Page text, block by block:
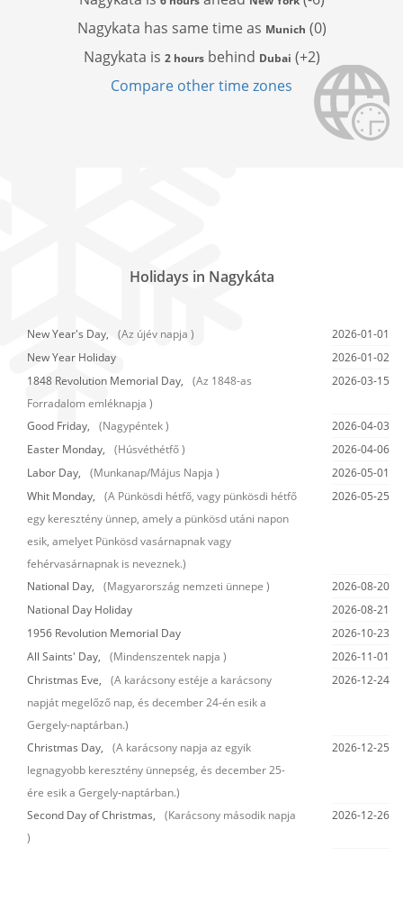
Nagykata has same time as Munich (0)
Nagykata is 2 hoursbehind Dubai (+2)
Compare other time zones
Holidays in Nagykáta
New Year's Day, (Az újév napja )
2026-01-01
New Year Holiday
2026-01-02
1848 Revolution Memorial Day,
(Az 1848-as
Forradalom emléknapja )
2026-03-15
Good Friday, (Nagypéntek )
2026-04-03
Easter Monday,
(Húsvéthétfő )
2026-04-06
Labor Day,
(Munkanap/Május Napja )
2026-05-01
Whit Monday,
(A Pünkösdi hétfő, vagy pünkösdi hétfő
egy keresztény ünnep, amely a pünkösd utáni napon
esik, amelyet Pünkösd vasárnapnak vagy
fehérvasárnapnak is neveznek.)
2026-05-25
National Day, (Magyarország nemzeti ünnepe )
2026-08-20
National Day Holiday
2026-08-21
1956 Revolution Memorial Day
2026-10-23
All Saints' Day,
(Mindenszentek napja )
2026-11-01
Christmas Eve,
(A karácsony estéje a karácsony
napját megelőző nap, és december 24-én esik a
Gergely-naptárban.)
2026-12-24
Christmas Day,
(A karácsony napja az egyik
legnagyobb keresztény ünnepség, és december 25-
ére esik a Gergely-naptárban.)
2026-12-25
Second Day of Christmas,
(Karácsony második napja
)
2026-12-26